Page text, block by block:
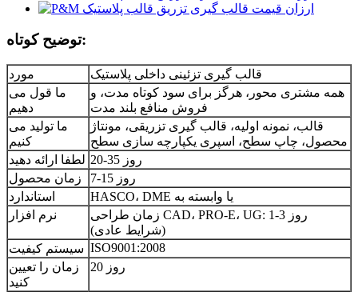
توضیح کوتاه:
مورد
قالب گیری تزئینی داخلی پلاستیک
ما قول می
دهیم
همه مشتری محور، هرگز برای سود کوتاه مدت، و
فروش منافع بلند مدت
ما تولید می
کنیم
قالب، نمونه اولیه، قالب گیری تزریقی، مونتاژ
محصول، چاپ سطح، اسپری یکپارچه سازی سطح
لطفا ارائه دهید
20-35 روز
زمان محصول
7-15 روز
استاندارد
HASCO، DME یا وابسته به
نرم افزار
زمان طراحی CAD، PRO-E، UG: 1-3 روز
(شرایط عادی)
سیستم کیفیت ISO9001:2008
زمان را تعیین
کنید
20 روز